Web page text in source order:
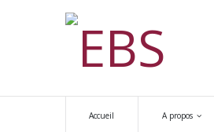
Accueil A propos